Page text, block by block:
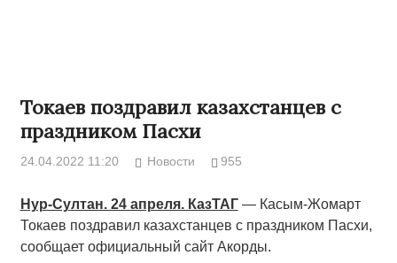
Токаев поздравил казахстанцев с
праздником Пасхи
24.04.2022 11:20 Новости 955
Нур-Султан. 24 апреля. КазТАГ— Касым-Жомарт
Токаев поздравил казахстанцев с праздником Пасхи,
сообщает официальный сайт Акорды.